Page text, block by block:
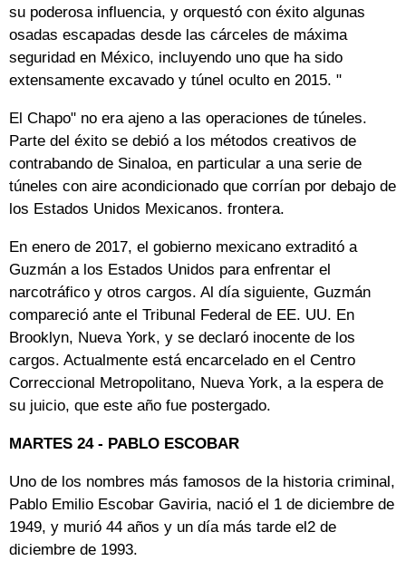
su poderosa influencia, y orquestó con éxito algunas
osadas escapadas desde las cárceles de máxima
seguridad en México, incluyendo uno que ha sido
extensamente excavado y túnel oculto en 2015. "
El Chapo" no era ajeno a las operaciones de túneles.
Parte del éxito se debió a los métodos creativos de
contrabando de Sinaloa, en particular a una serie de
túneles con aire acondicionado que corrían por debajo de
los Estados Unidos Mexicanos. frontera.
En enero de 2017, el gobierno mexicano extraditó a
Guzmán a los Estados Unidos para enfrentar el
narcotráfico y otros cargos. Al día siguiente, Guzmán
compareció ante el Tribunal Federal de EE. UU. En
Brooklyn, Nueva York, y se declaró inocente de los
cargos. Actualmente está encarcelado en el Centro
Correccional Metropolitano, Nueva York, a la espera de
su juicio, que este año fue postergado.
MARTES 24 - PABLO ESCOBAR
Uno de los nombres más famosos de la historia criminal,
Pablo Emilio Escobar Gaviria, nació el 1 de diciembre de
1949, y murió 44 años y un día más tarde el2 de
diciembre de 1993.